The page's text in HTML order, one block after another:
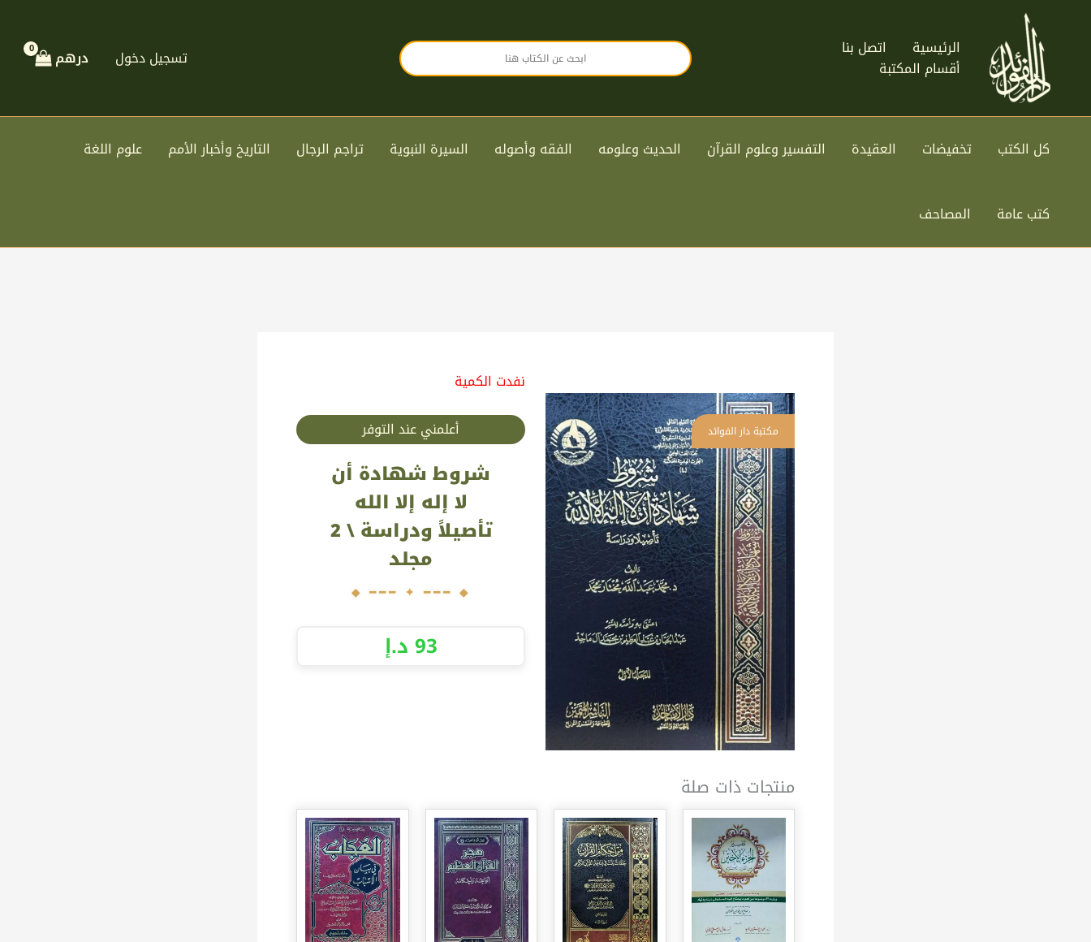
الرئيسية
اتصل بنا
أقسام المكتبة
تسجيل دخول درهم
كل الكتب تخفيضات العقيدة التفسير وعلوم القرآن الحديث وعلومه الفقه وأصوله السيرة النبوية تراجم الرجال التاريخ وأخبار الأمم علوم اللغة
كتب عامة المصاحف
شروط شهادة أن
لا إله إلا الله
تأصيلاً ودراسة \ 2
مجلد
نفدت الكمية
أعلمني عند التوفر
93د.إ
منتجات ذات صلة